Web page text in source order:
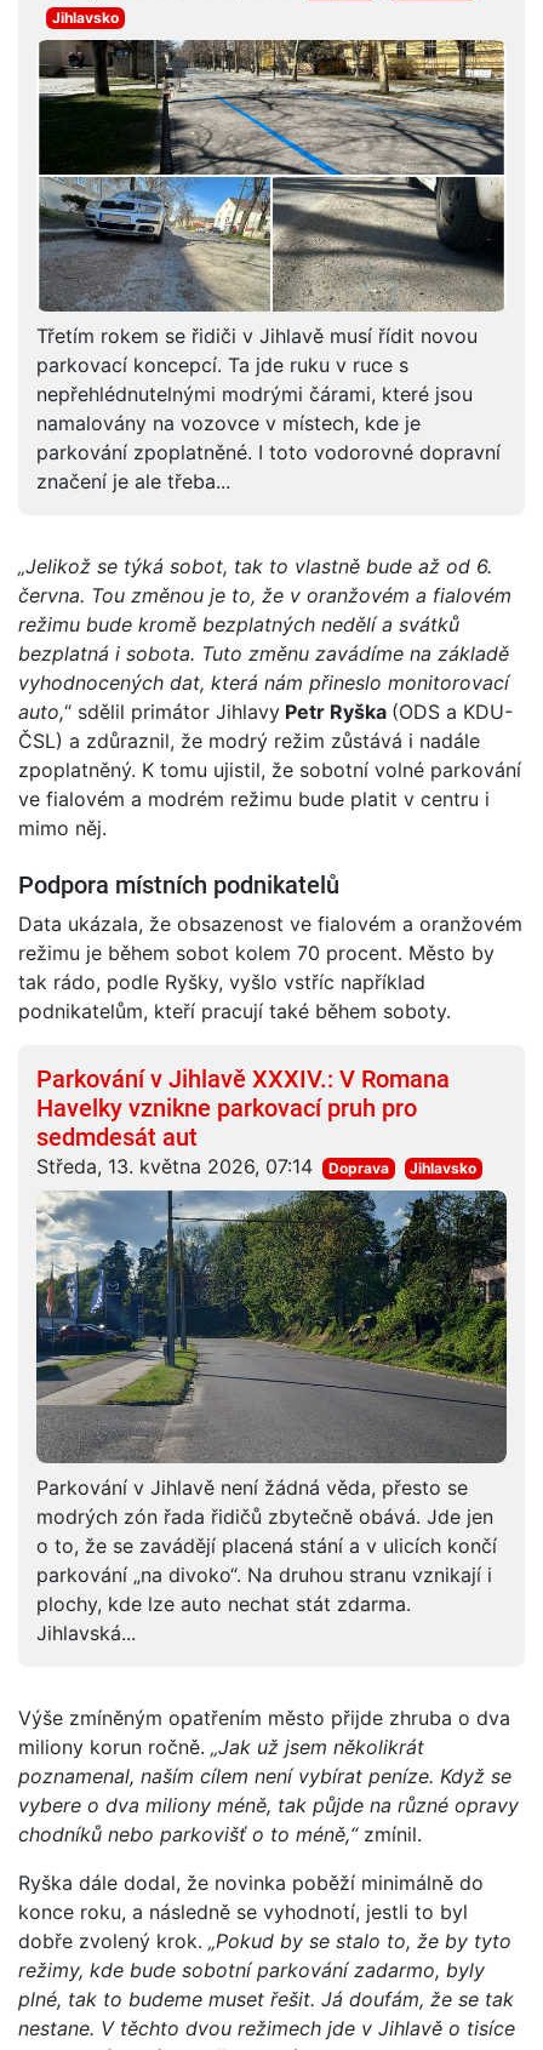
Jihlavsko
Třetím rokem se řidiči v Jihlavě musí řídit novou
parkovací koncepcí. Ta jde ruku v ruce s
nepřehlédnutelnými modrými čárami, které jsou
namalovány na vozovce v místech, kde je
parkování zpoplatněné. I toto vodorovné dopravní
značení je ale třeba...
„Jelikož se týká sobot, tak to vlastně bude až od 6.
června. Tou změnou je to, že v oranžovém a fialovém
režimu bude kromě bezplatných nedělí a svátků
bezplatná i sobota. Tuto změnu zavádíme na základě
vyhodnocených dat, která nám přineslo monitorovací
auto,“ sdělil primátor Jihlavy Petr Ryška (ODS a KDU-
ČSL) a zdůraznil, že modrý režim zůstává i nadále
zpoplatněný. K tomu ujistil, že sobotní volné parkování
ve fialovém a modrém režimu bude platit v centru i
mimo něj.
Podpora místních podnikatelů
Data ukázala, že obsazenost ve fialovém a oranžovém
režimu je během sobot kolem 70 procent. Město by
tak rádo, podle Ryšky, vyšlo vstříc například
podnikatelům, kteří pracují také během soboty.
Parkování v Jihlavě XXXIV.: V Romana
Havelky vznikne parkovací pruh pro
sedmdesát aut
Středa, 13. května 2026, 07:14 Doprava Jihlavsko
Parkování v Jihlavě není žádná věda, přesto se
modrých zón řada řidičů zbytečně obává. Jde jen
o to, že se zavádějí placená stání a v ulicích končí
parkování „na divoko“. Na druhou stranu vznikají i
plochy, kde lze auto nechat stát zdarma.
Jihlavská...
Výše zmíněným opatřením město přijde zhruba o dva
miliony korun ročně. „Jak už jsem několikrát
poznamenal, naším cílem není vybírat peníze. Když se
vybere o dva miliony méně, tak půjde na různé opravy
chodníků nebo parkovišť o to méně,“zmínil.
Ryška dále dodal, že novinka poběží minimálně do
konce roku, a následně se vyhodnotí, jestli to byl
dobře zvolený krok. „Pokud by se stalo to, že by tyto
režimy, kde bude sobotní parkování zadarmo, byly
plné, tak to budeme muset řešit. Já doufám, že se tak
nestane. V těchto dvou režimech jde v Jihlavě o tisíce